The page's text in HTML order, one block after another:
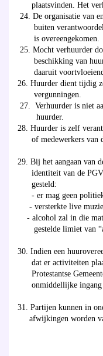
plaatsvinden. Het
24. De organisatie van
buiten
is overeengekomen.
25. Mocht verhuurder
beschikking van
daaruit
26. Huurder dient tijdig
vergunningen.
27. Verhuurder is niet
huurder.
28. Huurder is zelf
of medewerkers van
29. Bij het aangaan van
identiteit van de PGV.
gesteld:
- er mag geen
- versterkte live
- alcohol zal in die
gestelde limiet van
30. Indien een
dat er activiteiten
Protestantse
onmiddellijke ingang
31. Partijen kunnen in
afwijkingen worden